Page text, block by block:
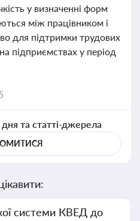
у визначенні форм
між працівником і
для підтримки трудових
підприємствах у період
та статті-джерела
системи КВЕД до